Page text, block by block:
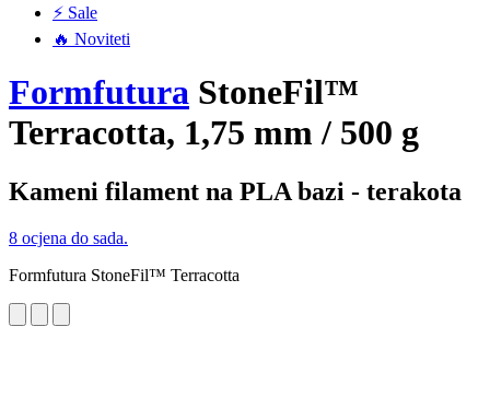
⚡ Sale
🔥 Noviteti
Formfutura StoneFil™
Terracotta, 1,75 mm / 500 g
Kameni filament na PLA bazi - terakota
8 ocjena do sada.
Formfutura StoneFil™ Terracotta